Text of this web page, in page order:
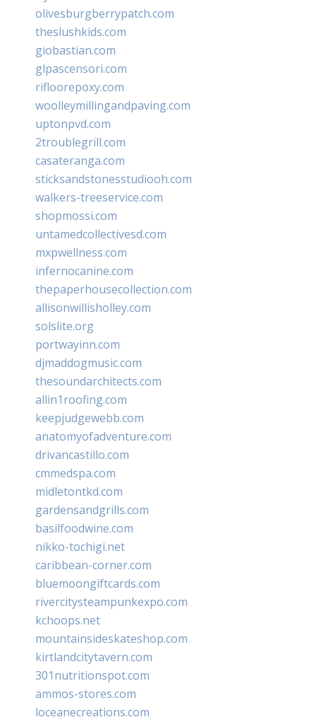
olivesburgberrypatch.com
theslushkids.com
giobastian.com
glpascensori.com
rifloorepoxy.com
woolleymillingandpaving.com
uptonpvd.com
2troublegrill.com
casateranga.com
sticksandstonesstudiooh.com
walkers-treeservice.com
shopmossi.com
untamedcollectivesd.com
mxpwellness.com
infernocanine.com
thepaperhousecollection.com
allisonwillisholley.com
solslite.org
portwayinn.com
djmaddogmusic.com
thesoundarchitects.com
allin1roofing.com
keepjudgewebb.com
anatomyofadventure.com
drivancastillo.com
cmmedspa.com
midletontkd.com
gardensandgrills.com
basilfoodwine.com
nikko-tochigi.net
caribbean-corner.com
bluemoongiftcards.com
rivercitysteampunkexpo.com
kchoops.net
mountainsideskateshop.com
kirtlandcitytavern.com
301nutritionspot.com
ammos-stores.com
loceanecreations.com